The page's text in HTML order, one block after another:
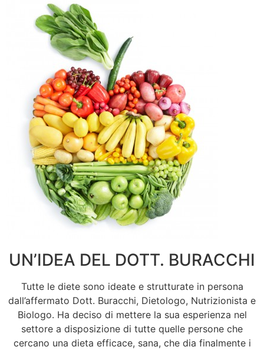
UN’IDEA DEL DOTT. BURACCHI
Tutte le diete sono ideate e strutturate in persona
dall’affermato Dott. Buracchi, Dietologo, Nutrizionista e
Biologo. Ha deciso di mettere la sua esperienza nel
settore a disposizione di tutte quelle persone che
cercano una dieta efficace, sana, che dia finalmente i